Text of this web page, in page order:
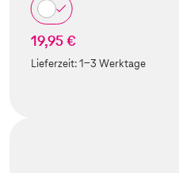
19,95 €
Lieferzeit:1-3 Werktage